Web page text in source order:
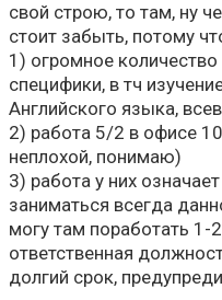
свой строю, то там, ну
стоит забыть, потому
1) огромное
специфики, в тч
Английского языка,
2) работа 5/2 в офисе
неплохой, понимаю)
3) работа у них
заниматься всегда
могу там поработать 1-
ответственная
долгий срок,